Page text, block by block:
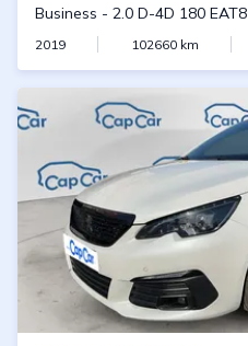
Business - 2.0 D-4D 180 EAT8
2019 102660km